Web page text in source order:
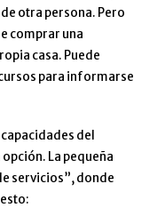
otra persona. Pero
comprar una
casa. Puede
para informarse
del
La pequeña
servicios”, donde